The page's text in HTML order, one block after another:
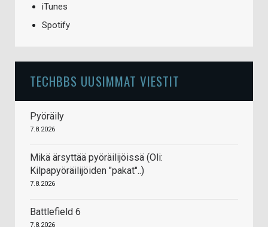
iTunes
Spotify
TECHBBS UUSIMMAT VIESTIT
Pyöräily
7.8.2026
Mikä ärsyttää pyöräilijöissä (Oli:
Kilpapyöräilijöiden "pakat"..)
7.8.2026
Battlefield 6
7.8.2026